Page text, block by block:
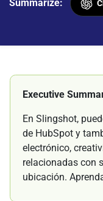
Summarize:
Executive
En Slingshot,
de HubSpot y
electrónico,
relacionadas con
ubicación.